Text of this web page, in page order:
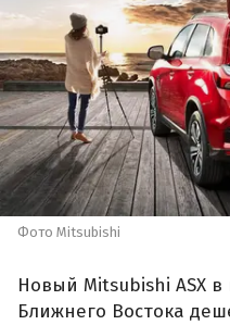
Фото Mitsubishi
Новый Mitsubishi ASX
Ближнего Востока